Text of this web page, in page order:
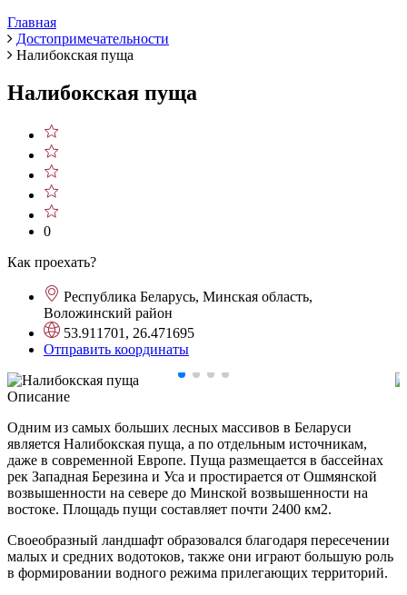
Главная
Достопримечательности
Налибокская пуща
Налибокская пуща
0
Как проехать?
Республика Беларусь, Минская область,
Воложинский район
53.911701, 26.471695
Отправить координаты
Описание
Одним из самых больших лесных массивов в Беларуси
является Налибокская пуща, а по отдельным источникам,
даже в современной Европе. Пуща размещается в бассейнах
рек Западная Березина и Уса и простирается от Ошмянской
возвышенности на севере до Минской возвышенности на
востоке. Площадь пущи составляет почти 2400 км2.
Своеобразный ландшафт образовался благодаря пересечении
малых и средних водотоков, также они играют большую роль
в формировании водного режима прилегающих территорий.